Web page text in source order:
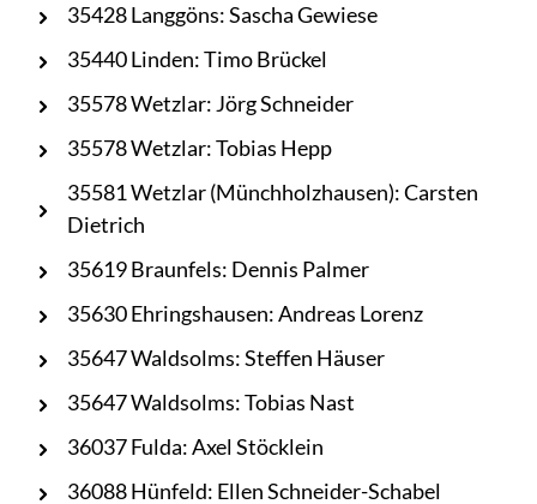
35428 Langgöns: Sascha Gewiese
35440 Linden: Timo Brückel
35578 Wetzlar: Jörg Schneider
35578 Wetzlar: Tobias Hepp
35581 Wetzlar (Münchholzhausen): Carsten
Dietrich
35619 Braunfels: Dennis Palmer
35630 Ehringshausen: Andreas Lorenz
35647 Waldsolms: Steffen Häuser
35647 Waldsolms: Tobias Nast
36037 Fulda: Axel Stöcklein
36088 Hünfeld: Ellen Schneider-Schabel